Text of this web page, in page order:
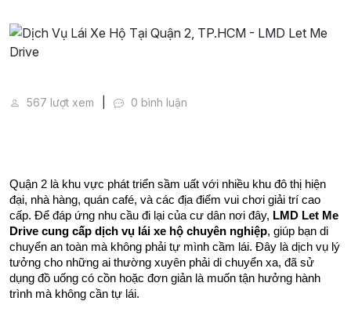
567 lượt xem 0 bình luận
Quận 2 là khu vực phát triển sầm uất với nhiều khu đô thị hiện
đại, nhà hàng, quán café, và các địa điểm vui chơi giải trí cao
cấp. Để đáp ứng nhu cầu đi lại của cư dân nơi đây, LMD Let Me
Drive cung cấp dịch vụ lái xe hộ chuyên nghiệp, giúp bạn di
chuyển an toàn mà không phải tự mình cầm lái. Đây là dịch vụ lý
tưởng cho những ai thường xuyên phải di chuyển xa, đã sử
dụng đồ uống có cồn hoặc đơn giản là muốn tận hưởng hành
trình mà không cần tự lái.